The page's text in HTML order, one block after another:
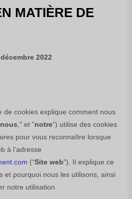
MATIÈRE DE
2022
de cookies explique comment nous
nous ," et "notre“) utilise des cookies
pour vous reconnaître lorsque
à l’adresse
(“Site web"). Il explique ce
et pourquoi nous les utilisons, ainsi
notre utilisation.